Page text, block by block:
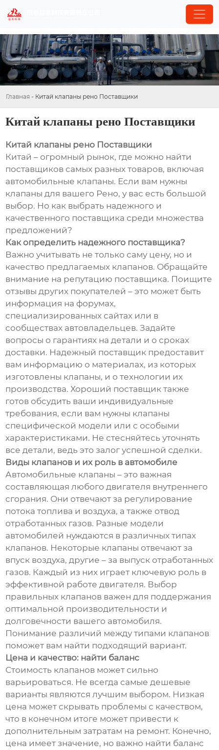
Главная - Китай клапаны рено Поставщики
Китай клапаны рено Поставщики
Китай клапаны рено Поставщики
Китай – огромный рынок, где можно найти
поставщиков самых разных товаров, включая
автомобильные клапаны. Если вам нужны
клапаны для вашего Рено, у вас есть большой
выбор. Но как выбрать надежного и
качественного поставщика среди множества
предложений?
Как определить надежного поставщика?
Важно учитывать не только саму цену, но и
качество предлагаемых клапанов. Обращайте
внимание на репутацию поставщика. Поищите
отзывы других покупателей – это может быть
информация на форумах,
специализированных сайтах или в
сообществах автовладельцев. Задайте
вопросы о гарантиях на детали и о сроках
доставки. Надежный поставщик предоставит
вам информацию о материалах, из которых
изготовлены клапаны, и о технологии их
производства. Хороший поставщик также
готов обсудить ваши индивидуальные
требования, если вам нужны клапаны
специфической модели или с особыми
характеристиками. Не стесняйтесь уточнять
все детали, ведь это залог успешной сделки.
Виды клапанов и их роль в автомобиле
Автомобильные клапаны – это важная
составляющая любого двигателя внутреннего
сгорания. Они отвечают за регулирование
потока топлива и воздуха, а также отвод
отработанных газов. Разные модели
автомобилей нуждаются в различных типах
клапанов. Некоторые клапаны отвечают за
впуск воздуха, другие – за выпуск отработанных
газов. Каждый из них играет ключевую роль в
эффективной работе двигателя. Выбор
правильных клапанов важен для поддержания
оптимальной производительности и
долговечности вашего автомобиля.
Понимание различий между типами клапанов
поможет вам найти подходящий вариант.
Цена и качество: найти баланс
Стоимость клапанов может сильно
варьироваться. Не всегда самые дешевые
варианты являются лучшим выбором. Низкая
цена может скрывать проблемы с качеством,
что в конечном итоге может привести к
дополнительным затратам на ремонт. Конечно,
цена имеет значение, но важно найти баланс